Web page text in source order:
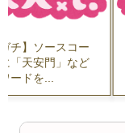
チ】ソースコー
「天安門」など
ードを...